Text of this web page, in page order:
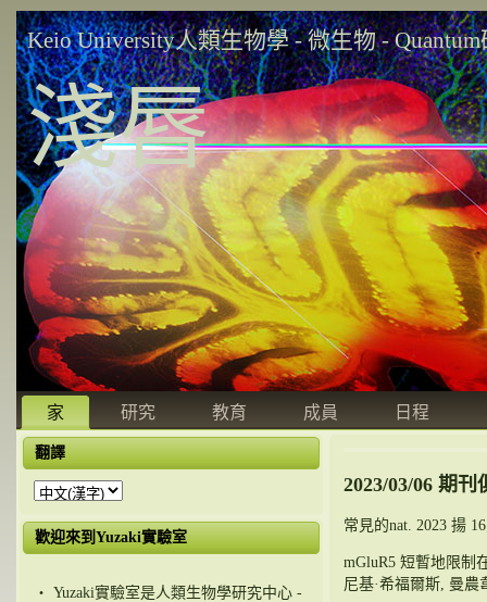
Keio University人類生物學 - 微生物 -
淺唇
家 研究 教育 成員 日程
翻譯
歡迎來到Yuzaki實驗室
・ Yuzaki實驗室是人類生物學研究中心 -
2023/03/06 期
常見的nat. 2023 揚
mGluR5 短暫地限制
尼基·希福爾斯, 曼